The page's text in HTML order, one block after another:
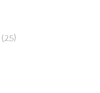
(25)